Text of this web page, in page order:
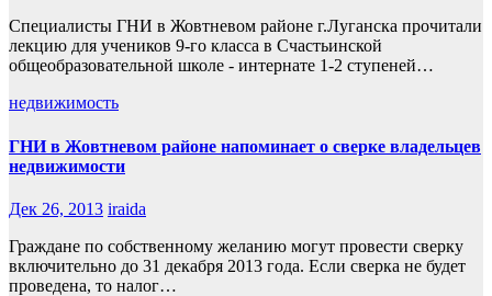
Специалисты ГНИ в Жовтневом районе г.Луганска прочитали
лекцию для учеников 9-го класса в Счастьинской
общеобразовательной школе - интернате 1-2 ступеней…
недвижимость
ГНИ в Жовтневом районе напоминает о сверке владельцев
недвижимости
Дек 26, 2013 iraida
Граждане по собственному желанию могут провести сверку
включительно до 31 декабря 2013 года. Если сверка не будет
проведена, то налог…